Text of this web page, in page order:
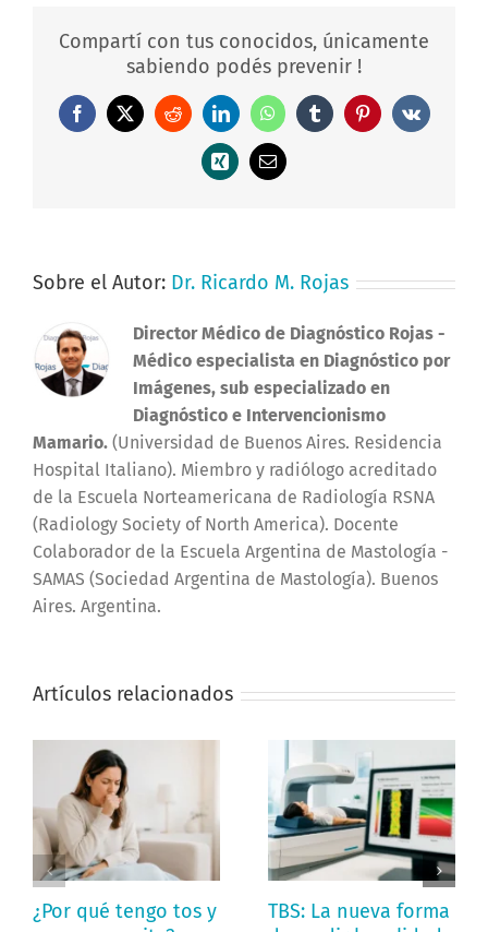
Compartí con tus conocidos, únicamente
sabiendo podés prevenir !
Facebook
X RedditLinkedInWhatsAppTumblrPinterestVk
Xing
Correo
Sobre el Autor: Dr. Ricardo M. Rojas
Director Médico de Diagnóstico Rojas -
Médico especialista en Diagnóstico por
Imágenes, sub especializado en
Diagnóstico e Intervencionismo
Mamario. (Universidad de Buenos Aires. Residencia
Hospital Italiano). Miembro y radiólogo acreditado
de la Escuela Norteamericana de Radiología RSNA
(Radiology Society of North America). Docente
Colaborador de la Escuela Argentina de Mastología -
SAMAS (Sociedad Argentina de Mastología). Buenos
Aires. Argentina.
Artículos relacionados
¿Por qué tengo tos y
TBS: La nueva forma